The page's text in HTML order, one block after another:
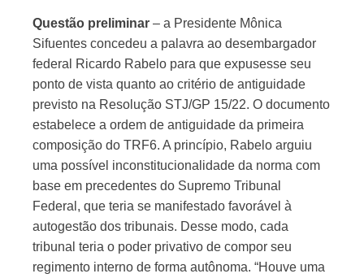
Questão preliminar – a Presidente Mônica
Sifuentes concedeu a palavra ao desembargador
federal Ricardo Rabelo para que expusesse seu
ponto de vista quanto ao critério de antiguidade
previsto na Resolução STJ/GP 15/22. O documento
estabelece a ordem de antiguidade da primeira
composição do TRF6. A princípio, Rabelo arguiu
uma possível inconstitucionalidade da norma com
base em precedentes do Supremo Tribunal
Federal, que teria se manifestado favorável à
autogestão dos tribunais. Desse modo, cada
tribunal teria o poder privativo de compor seu
regimento interno de forma autônoma. “Houve uma